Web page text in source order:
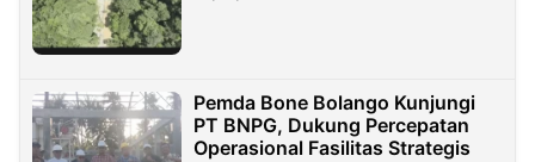
Pemda Bone Bolango Kunjungi
PT BNPG, Dukung Percepatan
Operasional Fasilitas Strategis